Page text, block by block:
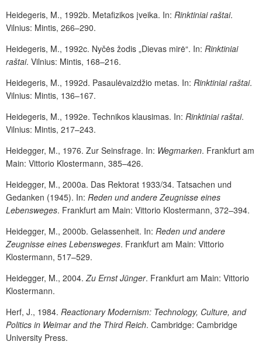
Heidegeris, M., 1992b. Metafizikos įveika. In: Rinktiniai raštai.
Vilnius: Mintis, 266–290.
Heidegeris, M., 1992c. Nyčės žodis „Dievas mirė“. In: Rinktiniai
raštai. Vilnius: Mintis, 168–216.
Heidegeris, M., 1992d. Pasaulėvaizdžio metas. In: Rinktiniai raštai.
Vilnius: Mintis, 136–167.
Heidegeris, M., 1992e. Technikos klausimas. In: Rinktiniai raštai.
Vilnius: Mintis, 217–243.
Heidegger, M., 1976. Zur Seinsfrage. In: Wegmarken. Frankfurt am
Main: Vittorio Klostermann, 385–426.
Heidegger, M., 2000a. Das Rektorat 1933/34. Tatsachen und
Gedanken (1945). In: Reden und andere Zeugnisse eines
Lebensweges. Frankfurt am Main: Vittorio Klostermann, 372–394.
Heidegger, M., 2000b. Gelassenheit. In: Reden und andere
Zeugnisse eines Lebensweges. Frankfurt am Main: Vittorio
Klostermann, 517–529.
Heidegger, M., 2004. Zu Ernst Jünger. Frankfurt am Main: Vittorio
Klostermann.
Herf, J., 1984. Reactionary Modernism: Technology, Culture, and
Politics in Weimar and the Third Reich. Cambridge: Cambridge
University Press.